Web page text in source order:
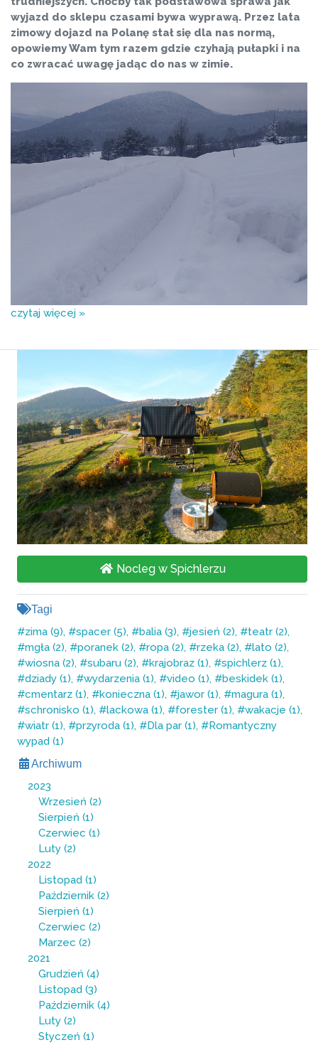
wyjazd do sklepu czasami bywa wyprawą. Przez lata
zimowy dojazd na Polanę stał się dla nas normą,
opowiemy Wam tym razem gdzie czyhają pułapki i na
co zwracać uwagę jadąc do nas w zimie.
czytaj więcej »
Nocleg w Spichlerzu
Tagi
zima (9) spacer (5) balia (3) jesień (2)
teatr (2)
mgła (2)
poranek (2) ropa (2) rzeka (2)
lato (2)
wiosna (2)
subaru (2) krajobraz (1)
spichlerz (1)
dziady (1)
wydarzenia (1) video (1)
beskidek (1)
cmentarz (1)
konieczna (1) jawor (1)
magura (1)
schronisko (1)
lackowa (1) forester (1)
wakacje (1)
wiatr (1)
przyroda (1) Dla par (1)
Romantyczny
wypad (1)
Archiwum
2023
Wrzesień (2)
Sierpień (1)
Czerwiec (1)
Luty (2)
2022
Listopad (1)
Październik (2)
Sierpień (1)
Czerwiec (2)
Marzec (2)
2021
Grudzień (4)
Listopad (3)
Październik (4)
Luty (2)
Styczeń (1)